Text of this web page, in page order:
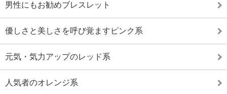
男性にもお勧めブレスレット
優しさと美しさを呼び覚ますピンク系
元気・気力アップのレッド系
人気者のオレンジ系